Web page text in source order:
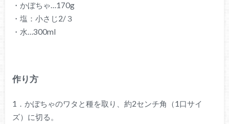
・かぼちゃ…170g
・塩：小さじ2/３
・水…300ml
作り方
1．かぼちゃのワタと種を取り、約2センチ角（1口サイ
ズ）に切る。